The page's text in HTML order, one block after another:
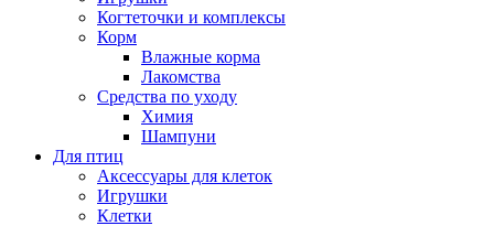
Когтеточки и комплексы
Корм
Влажные корма
Лакомства
Средства по уходу
Химия
Шампуни
Для птиц
Аксессуары для клеток
Игрушки
Клетки